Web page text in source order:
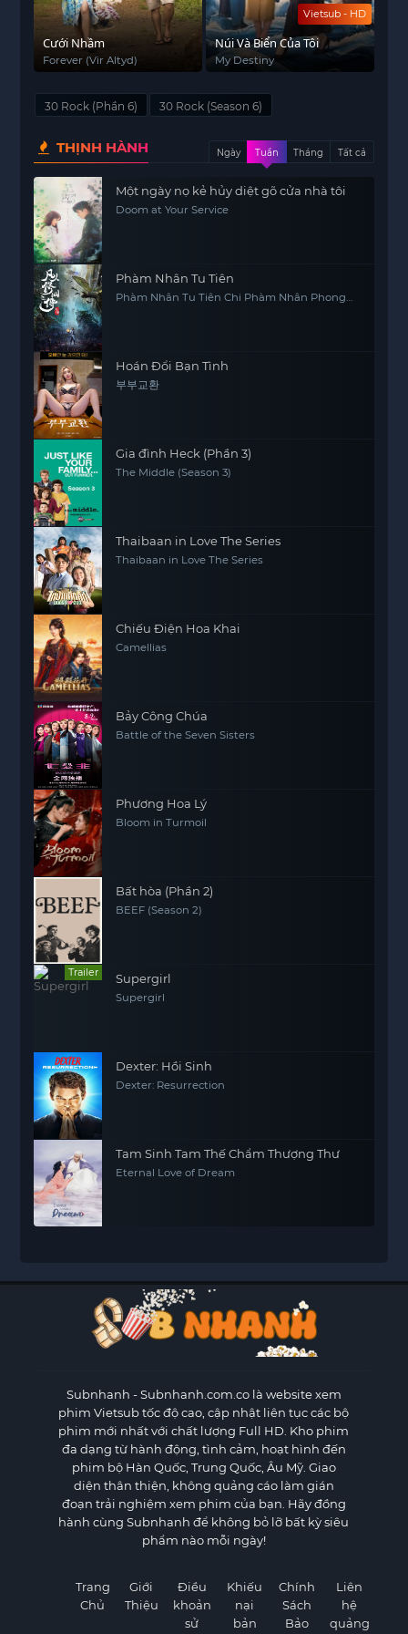
Cưới Nhầm
Forever (Vir Altyd)
Vietsub - HD
Núi Và Biển Của Tôi
My Destiny
30 Rock (Phần 6) 30 Rock (Season 6)
THỊNH HÀNH Ngày Tuần Tháng Tất cả
Một ngày nọ kẻ hủy diệt gõ cửa nhà tôi
Doom at Your Service
Phàm Nhân Tu Tiên
Phàm Nhân Tu Tiên Chi Phàm Nhân Phong
Hoán Đổi Bạn Tình
부부교환
Gia đình Heck (Phần 3)
The Middle (Season 3)
Thaibaan in Love The Series
Thaibaan in Love The Series
Chiếu Điện Hoa Khai
Camellias
Bảy Công Chúa
Battle of the Seven Sisters
Phương Hoa Lý
Bloom in Turmoil
Bất hòa (Phần 2)
BEEF (Season 2)
Trailer Supergirl
Supergirl
Dexter: Hồi Sinh
Dexter: Resurrection
Tam Sinh Tam Thế Chẩm Thượng Thư
Eternal Love of Dream
Subnhanh - Subnhanh.com.co là website xem
phim Vietsub tốc độ cao, cập nhật liên tục các bộ
phim mới nhất với chất lượng Full HD. Kho phim
đa dạng từ hành động, tình cảm, hoạt hình đến
phim bộ Hàn Quốc, Trung Quốc, Âu Mỹ. Giao
diện thân thiện, không quảng cáo làm gián
đoạn trải nghiệm xem phim của bạn. Hãy đồng
hành cùng Subnhanh để không bỏ lỡ bất kỳ siêu
phẩm nào mỗi ngày!
Trang
Chủ
Giới
Thiệu
Điều
khoản
sử
Khiếu
nại
bản
Chính
Sách
Bảo
Liên
hệ
quảng